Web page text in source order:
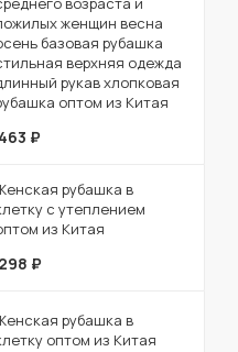
женщин весна
базовая рубашка
верхняя одежда
рукав хлопковая
оптом из Китая
463 ₽
рубашка в
с утеплением
из Китая
298 ₽
рубашка в
оптом из Китая